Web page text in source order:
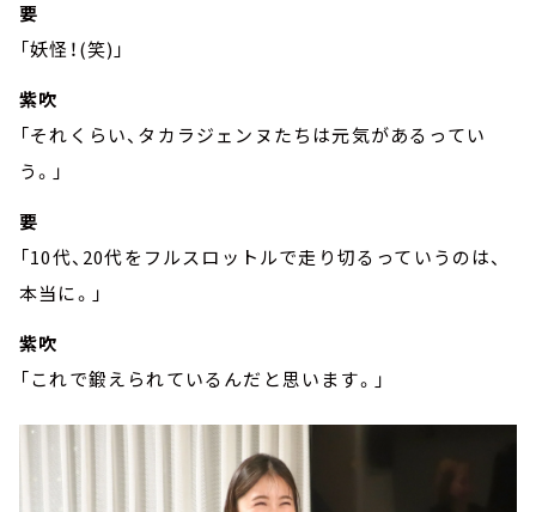
要
「妖怪！(笑)」
紫吹
「それくらい、タカラジェンヌたちは元気があるってい
う。」
要
「10代、20代をフルスロットルで走り切るっていうのは、
本当に。」
紫吹
「これで鍛えられているんだと思います。」